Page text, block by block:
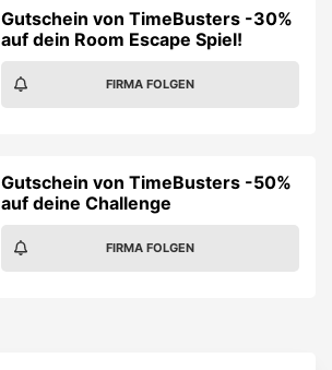
Gutschein von TimeBusters -30%
auf dein Room Escape Spiel!
FIRMA FOLGEN
Gutschein von TimeBusters -50%
auf deine Challenge
FIRMA FOLGEN